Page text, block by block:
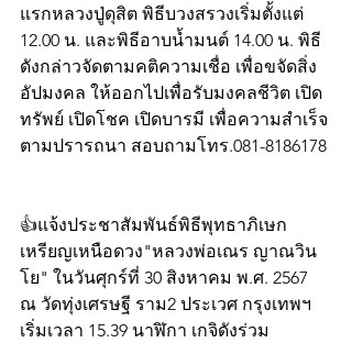
แรกหลวงปู่ดุสิต พิธีบวงสรวงเริ่มตั้งแต่
12.00 น. และพิธีอาบน้ำมนต์ 14.00 น. พิธี
ดังกล่าวจัดตามคติความเชื่อ เพื่อขจัดสิ่ง
อัปมงคล ให้ออกไปเพื่อรับมงคลชีวิต เปิด
ทรัพย์ เปิดโชค เปิดบารมี เพื่อความสำเร็จ
ตามปรารถนา สอบถามโทร.081-8186178
👍แจ้งประชาสัมพันธ์พิธีพุทธาภิเษก
เหรียญเหนือดวง"หลวงพ่อเณร ญาณวิน
โย" ในวันศุกร์ที่ 30 สิงหาคม พ.ศ. 2567
ณ วัดทุ่งเศรษฐี ราม2 ประเวศ กรุงเทพฯ
เริ่มเวลา 15.39 นาฬิกา เกจิดังร่วม